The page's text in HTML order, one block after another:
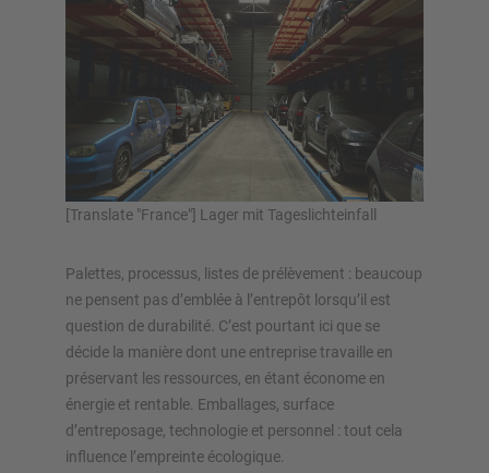
[Translate "France"] Lager mit Tageslichteinfall
Palettes, processus, listes de prélèvement : beaucoup
ne pensent pas d’emblée à l’entrepôt lorsqu’il est
question de durabilité. C’est pourtant ici que se
décide la manière dont une entreprise travaille en
préservant les ressources, en étant économe en
énergie et rentable. Emballages, surface
d’entreposage, technologie et personnel : tout cela
influence l’empreinte écologique.
APERÇU SYSTÈMES DE STOCKAGE
Rayonnages á palettes
Rayonnages mobiles
Stockage automatique
Hall de stockage
Mezzanines
Planifiez votre système de rayonnage individuellement avec
nos configurateurs – y compris la demande directe
Configurer le rayonnage maintenant